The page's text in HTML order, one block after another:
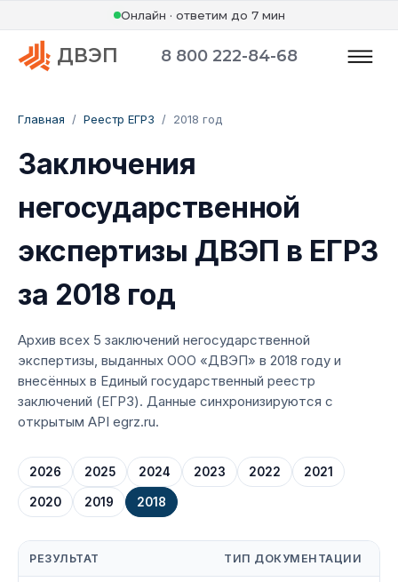
Онлайн · ответим до 7 мин
ДВЭП 8 800 222-84-68
Главная / Реестр ЕГРЗ / 2018 год
Заключения
негосударственной
экспертизы ДВЭП в ЕГРЗ
за 2018 год
Архив всех 5 заключений негосударственной
экспертизы, выданных ООО «ДВЭП» в 2018 году и
внесённых в Единый государственный реестр
заключений (ЕГРЗ). Данные синхронизируются с
открытым API egrz.ru.
2026 2025 2024 2023 2022 2021
2020 2019 2018
РЕЗУЛЬТАТ ТИП ДОКУМЕНТАЦИИ